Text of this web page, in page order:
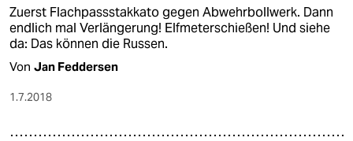
Zuerst Flachpassstakkato gegen Abwehrbollwerk. Dann
endlich mal Verlängerung! Elfmeterschießen! Und siehe
da: Das können die Russen.
Von Jan Feddersen
1.7.2018